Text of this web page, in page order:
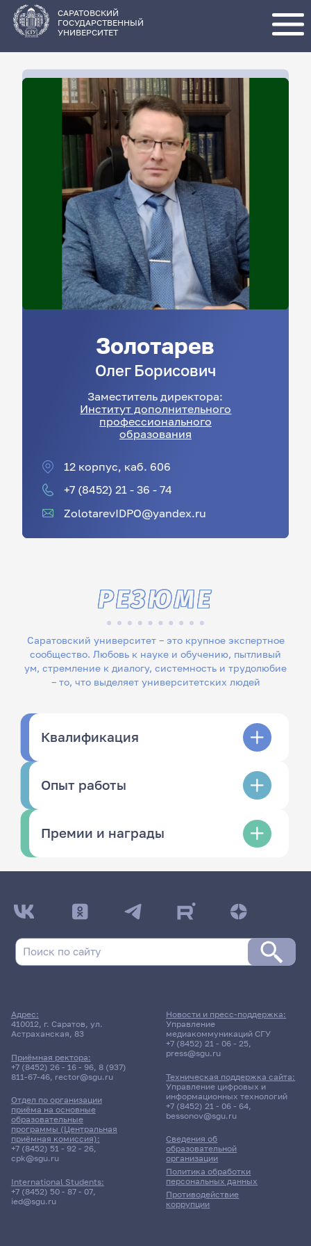
основному
содержанию
САРАТОВСКИЙ
ГОСУДАРСТВЕННЫЙ
УНИВЕРСИТЕТ
Золотарев
Олег Борисович
Заместитель директора:
Институт дополнительного
профессионального
образования
12 корпус, каб. 606
+7 (8452) 21 - 36 - 74
ZolotarevIDPO@yandex.ru
Саратовский университет – это крупное экспертное
сообщество. Любовь к науке и обучению, пытливый
ум, стремление к диалогу, системность и трудолюбие
– то, что выделяет университетских людей
РЕЗЮМЕ
Квалификация
Опыт работы
Премии и награды
Адрес:
410012, г. Саратов, ул.
Астраханская, 83
Приёмная ректора:
+7 (8452) 26 - 16 - 96, 8 (937)
811-67-46, rector@sgu.ru
Отдел по организации
приёма на основные
образовательные
программы (Центральная
приёмная комиссия):
+7 (8452) 51 - 92 - 26,
cpk@sgu.ru
International Students:
+7 (8452) 50 - 87 - 07,
ied@sgu.ru
Сведения об
образовательной
организации
Политика обработки
персональных данных
Противодействие
коррупции
Новости и пресс-поддержка:
Управление
медиакоммуникаций СГУ
+7 (8452) 21 - 06 - 25,
press@sgu.ru
Техническая поддержка сайта:
Управление цифровых и
информационных технологий
+7 (8452) 21 - 06 - 64,
bessonov@sgu.ru